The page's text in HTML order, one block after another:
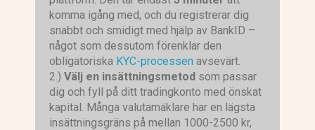
komma igång med, och du registrerar dig
snabbt och smidigt med hjälp av BankID –
något som dessutom förenklar den
obligatoriska KYC-processen avsevärt.
2.) Välj en insättningsmetod som passar
dig och fyll på ditt tradingkonto med önskat
kapital. Många valutamäklare har en lägsta
insättningsgräns på mellan 1000-2500 kr,